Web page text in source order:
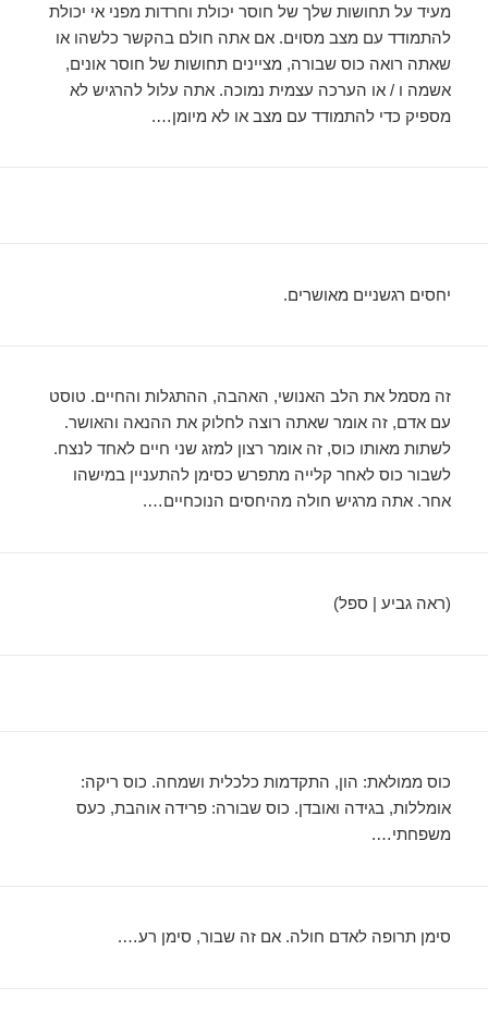
מעיד על תחושות שלך של חוסר יכולת וחרדות מפני אי יכולת
להתמודד עם מצב מסוים. אם אתה חולם בהקשר כלשהו או
שאתה רואה כוס שבורה, מציינים תחושות של חוסר אונים,
אשמה ו / או הערכה עצמית נמוכה. אתה עלול להרגיש לא
מספיק כדי להתמודד עם מצב או לא מיומן….
יחסים רגשניים מאושרים.
זה מסמל את הלב האנושי, האהבה, ההתגלות והחיים. טוסט
עם אדם, זה אומר שאתה רוצה לחלוק את ההנאה והאושר.
לשתות מאותו כוס, זה אומר רצון למזג שני חיים לאחד לנצח.
לשבור כוס לאחר קלייה מתפרש כסימן להתעניין במישהו
אחר. אתה מרגיש חולה מהיחסים הנוכחיים….
(ראה גביע | ספל)
כוס ממולאת: הון, התקדמות כלכלית ושמחה. כוס ריקה:
אומללות, בגידה ואובדן. כוס שבורה: פרידה אוהבת, כעס
משפחתי….
סימן תרופה לאדם חולה. אם זה שבור, סימן רע….